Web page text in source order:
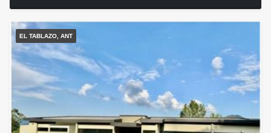
EL TABLAZO, ANT